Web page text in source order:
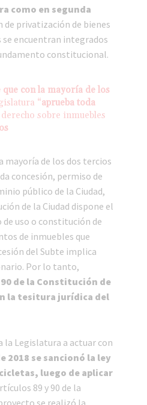
como en segunda
privatización de bienes
se encuentran integrados
constitucional.
con la mayoría de los
“aprueba toda
sobre inmuebles
mayoría de los dos tercios
concesión, permiso de
público de la Ciudad,
de la Ciudad dispone el
uso o constitución de
de inmuebles que
del Subte implica
Por lo tanto,
de la Constitución de
la tesitura jurídica del
la Legislatura a actuar con
2018 se sancionó la ley
luego de aplicar
89 y 90 de la
se realizó la